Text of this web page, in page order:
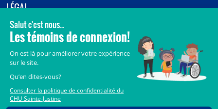
LÉGAL
© 2006-2026CHU Sainte-Justine.
Tous droits réservés.
Crédits
Accès aux documents des organismes publics